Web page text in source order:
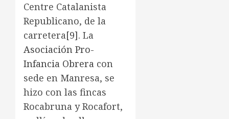
Centre Catalanista
Republicano, de la
carretera[9]. La
Asociación Pro-
Infancia Obrera con
sede en Manresa, se
hizo con las fincas
Rocabruna y Rocafort,